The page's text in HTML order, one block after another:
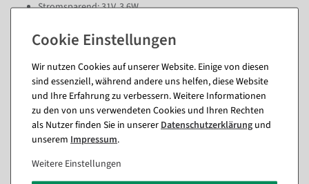
Stromsparend: 31V, 3,6W
Ideal für Zuhause, Büros, Geschäfte oder öffentliche Bereiche – ein
eleganter Weihnachtsbaum mit hoher Sicherheit und festlichem Flair.
Wie viele Weihnachtskugeln brauche ich für welchen Baum?
Wie viel LED-Licht brauche ich für welchen Baum?
Fragen zum Artikel
Wir nutzen Cookies auf unserer Website. Einige von diesen
sind essenziell, während andere uns helfen, diese Website
und Ihre Erfahrung zu verbessern. Weitere Informationen
zu den von uns verwendeten Cookies und Ihren Rechten
als Nutzer finden Sie in unsererDaten­schutz­erklärung und
unserem Impressum.
Weitere Einstellungen